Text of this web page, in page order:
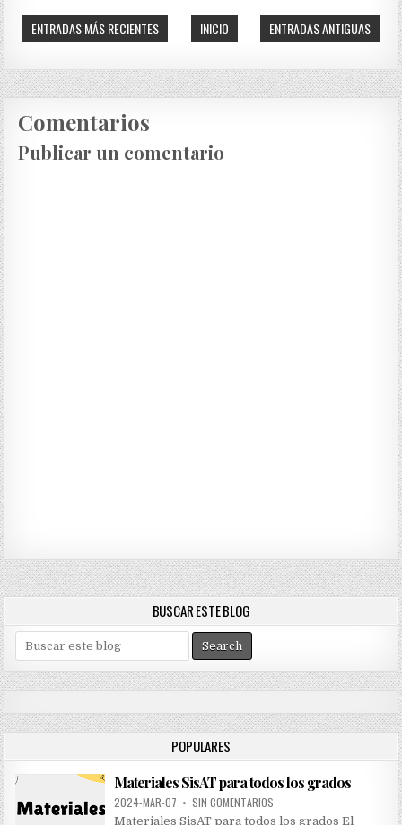
ENTRADAS MÁS RECIENTES ENTRADAS ANTIGUAS
INICIO
Comentarios
Publicar un comentario
BUSCAR ESTE BLOG
e
a
r
c
h
o
r
:
POPULARES
Materiales SisAT para todos los grados
2024-MAR-07 • SIN COMENTARIOS
Materiales SisAT para todos los grados El